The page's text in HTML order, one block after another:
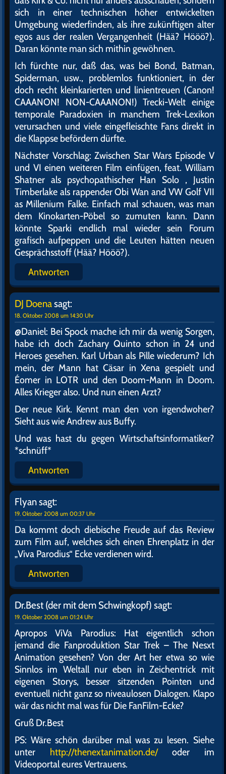
sich in einer technischen höher entwickelten
Umgebung wiederfinden, als ihre zukünftigen alter
egos aus der realen Vergangenheit (Hää? Hööö?).
Daran könnte man sich mithin gewöhnen.
Ich fürchte nur, daß das, was bei Bond, Batman,
Spiderman, usw., problemlos funktioniert, in der
doch recht kleinkarierten und linientreuen (Canon!
CAAANON! NON-CAAANON!) Trecki-Welt einige
temporale Paradoxien in manchem Trek-Lexikon
verursachen und viele eingefleischte Fans direkt in
die Klappse befördern dürfte.
Nächster Vorschlag: Zwischen Star Wars Episode V
und VI einen weiteren Film einfügen, feat. William
Shatner als psychopathischer Han Solo , Justin
Timberlake als rappender Obi Wan and VW Golf VII
as Millenium Falke. Einfach mal schauen, was man
dem Kinokarten-Pöbel so zumuten kann. Dann
könnte Sparki endlich mal wieder sein Forum
grafisch aufpeppen und die Leuten hätten neuen
Gesprächsstoff (Hää? Hööö?).
Antworten
DJ Doenasagt:
18. Oktober 2008 um 14:30 Uhr
@Daniel: Bei Spock mache ich mir da wenig Sorgen,
habe ich doch Zachary Quinto schon in 24 und
Heroes gesehen. Karl Urban als Pille wiederum? Ich
mein, der Mann hat Cäsar in Xena gespielt und
Éomer in LOTR und den Doom-Mann in Doom.
Alles Krieger also. Und nun einen Arzt?
Der neue Kirk. Kennt man den von irgendwoher?
Sieht aus wie Andrew aus Buffy.
Und was hast du gegen Wirtschaftsinformatiker?
*schnüff*
Antworten
Flyansagt:
19. Oktober 2008 um 00:37 Uhr
Da kommt doch diebische Freude auf das Review
zum Film auf, welches sich einen Ehrenplatz in der
„Viva Parodius“ Ecke verdienen wird.
Antworten
Dr.Best (der mit dem Schwingkopf) sagt:
19. Oktober 2008 um 01:24 Uhr
Apropos ViVa Parodius: Hat eigentlich schon
jemand die Fanproduktion Star Trek – The Nesxt
Animation gesehen? Von der Art her etwa so wie
Sinnlos im Weltall nur eben in Zeichentrick mit
eigenen Storys, besser sitzenden Pointen und
eventuell nicht ganz so niveaulosen Dialogen. Klapo
wär das nicht mal was für Die FanFilm-Ecke?
Gruß Dr.Best
PS: Wäre schön darüber mal was zu lesen. Siehe
unter http://thenextanimation.de/oder im
Videoportal eures Vertrauens.